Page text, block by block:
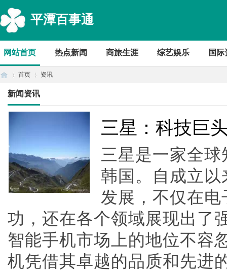
平潭百事通
网站首页 热点新闻 商旅生涯 综艺娱乐 国际
首页 资讯
新闻资讯
三星：科技巨
三星是一家全
韩国。自成立
发展，不仅在
功，还在各个领域展现出了
智能手机市场上的地位不容
机凭借其卓越的品质和先进